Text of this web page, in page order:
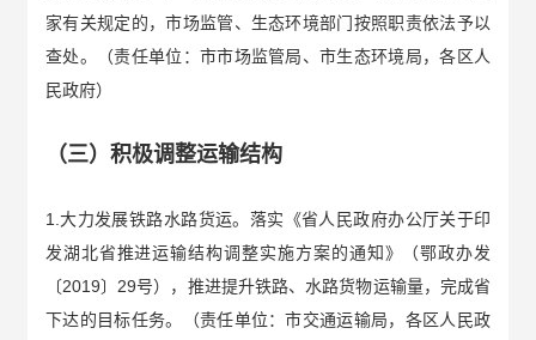
家有关规定的，市场监管、生态环境部门按照职责依法予以
查处。（责任单位：市市场监管局、市生态环境局，各区人
民政府）
（三）积极调整运输结构
1.大力发展铁路水路货运。落实《省人民政府办公厅关于印
发湖北省推进运输结构调整实施方案的通知》（鄂政办发
〔2019〕29号），推进提升铁路、水路货物运输量，完成省
下达的目标任务。（责任单位：市交通运输局，各区人民政